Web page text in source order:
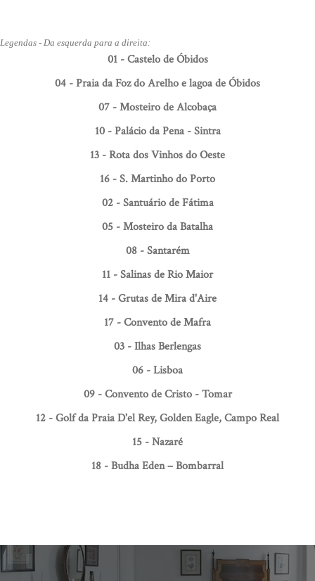
Legendas - Da esquerda para a direita:
01 - Castelo de Óbidos
04 - Praia da Foz do Arelho e lagoa de Óbidos
07 - Mosteiro de Alcobaça
10 - Palácio da Pena - Sintra
13 - Rota dos Vinhos do Oeste
16 - S. Martinho do Porto
02 - Santuário de Fátima
05 - Mosteiro da Batalha
08 - Santarém
11 - Salinas de Rio Maior
14 - Grutas de Mira d'Aire
17 - Convento de Mafra
03 - Ilhas Berlengas
06 - Lisboa
09 - Convento de Cristo - Tomar
12 - Golf da Praia D'el Rey, Golden Eagle, Campo Real
15 - Nazaré
18 - Budha Eden – Bombarral